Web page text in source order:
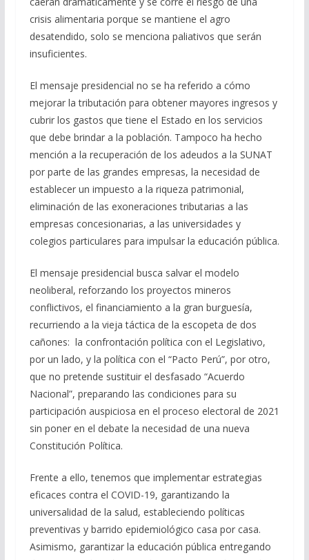
crisis alimentaria porque se mantiene el agro
desatendido, solo se menciona paliativos que serán
insuficientes.
El mensaje presidencial no se ha referido a cómo
mejorar la tributación para obtener mayores ingresos y
cubrir los gastos que tiene el Estado en los servicios
que debe brindar a la población. Tampoco ha hecho
mención a la recuperación de los adeudos a la SUNAT
por parte de las grandes empresas, la necesidad de
establecer un impuesto a la riqueza patrimonial,
eliminación de las exoneraciones tributarias a las
empresas concesionarias, a las universidades y
colegios particulares para impulsar la educación pública.
El mensaje presidencial busca salvar el modelo
neoliberal, reforzando los proyectos mineros
conflictivos, el financiamiento a la gran burguesía,
recurriendo a la vieja táctica de la escopeta de dos
cañones: la confrontación política con el Legislativo,
por un lado, y la política con el “Pacto Perú”, por otro,
que no pretende sustituir el desfasado “Acuerdo
Nacional”, preparando las condiciones para su
participación auspiciosa en el proceso electoral de 2021
sin poner en el debate la necesidad de una nueva
Constitución Política.
Frente a ello, tenemos que implementar estrategias
eficaces contra el COVID-19, garantizando la
universalidad de la salud, estableciendo políticas
preventivas y barrido epidemiológico casa por casa.
Asimismo, garantizar la educación pública entregando